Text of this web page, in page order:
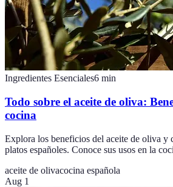
Ingredientes Esenciales6 min
Todo sobre el aceite de oliva:
cocina
Explora los beneficios del aceite de oliva y
platos españoles. Conoce sus usos en la
aceite de olivacocina española
Aug 1